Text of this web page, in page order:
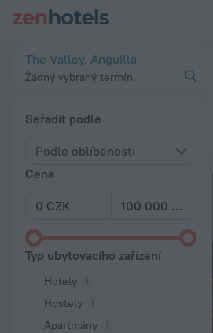
The Valley, Anguilla
Žádný vybraný termín
Seřadit podle
Podle oblíbenosti
Cena
Typ ubytovacího zařízení
Hotely
Hostely
Apartmány
20 nejlepších Hotely v The Valley